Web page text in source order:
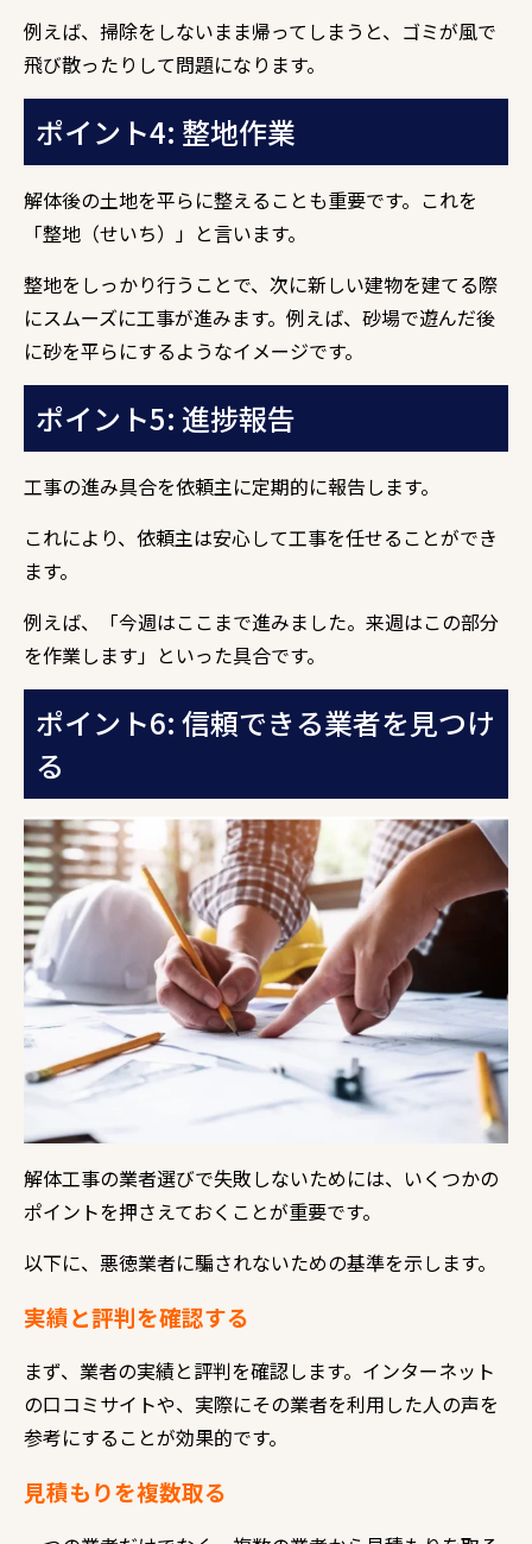
例えば、掃除をしないまま帰ってしまうと、ゴミが風で
飛び散ったりして問題になります。
ポイント4: 整地作業
解体後の土地を平らに整えることも重要です。これを
「整地（せいち）」と言います。
整地をしっかり行うことで、次に新しい建物を建てる際
にスムーズに工事が進みます。例えば、砂場で遊んだ後
に砂を平らにするようなイメージです。
ポイント5: 進捗報告
工事の進み具合を依頼主に定期的に報告します。
これにより、依頼主は安心して工事を任せることができ
ます。
例えば、「今週はここまで進みました。来週はこの部分
を作業します」といった具合です。
ポイント6: 信頼できる業者を見つけ
る
解体工事の業者選びで失敗しないためには、いくつかの
ポイントを押さえておくことが重要です。
以下に、悪徳業者に騙されないための基準を示します。
実績と評判を確認する
まず、業者の実績と評判を確認します。インターネット
の口コミサイトや、実際にその業者を利用した人の声を
参考にすることが効果的です。
見積もりを複数取る